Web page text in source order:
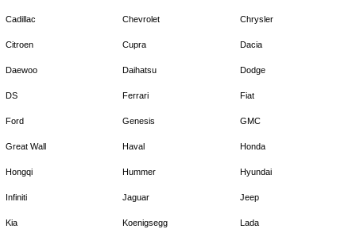
Cadillac Chevrolet Chrysler
Citroen Cupra Dacia
Daewoo Daihatsu Dodge
DS Ferrari Fiat
Ford Genesis GMC
Great Wall Haval Honda
Hongqi Hummer Hyundai
Infiniti Jaguar Jeep
Kia Koenigsegg Lada